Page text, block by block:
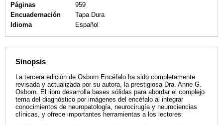
Páginas
959
Encuadernación
Tapa Dura
Idioma
Español
Sinopsis
La tercera edición de Osborn Encéfalo ha sido completamente
revisada y actualizada por su autora, la prestigiosa Dra. Anne G.
Osborn. El libro desarrolla bases sólidas para abordar el complejo
tema del diagnóstico por imágenes del encéfalo al integrar
conocimientos de neuropatología, neurocirugía y neurociencias
clínicas, y ofrece importantes herramientas a los lectores: